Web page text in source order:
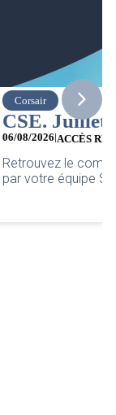
juillet 2026
...